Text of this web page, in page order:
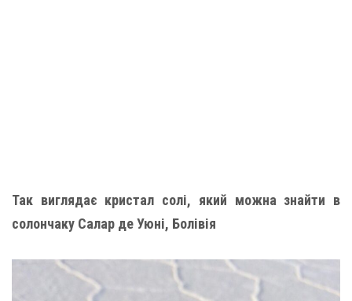
Так виглядає кристал солі, який можна знайти в
солончаку Салар де Уюні, Болівія